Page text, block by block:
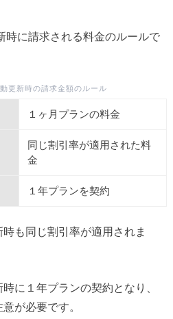
時に請求される料金のルールで
更新時の請求金額のルール
１ヶ月プランの料金
同じ割引率が適用された料
金
１年プランを契約
も同じ割引率が適用されま
に１年プランの契約となり、
が必要です。